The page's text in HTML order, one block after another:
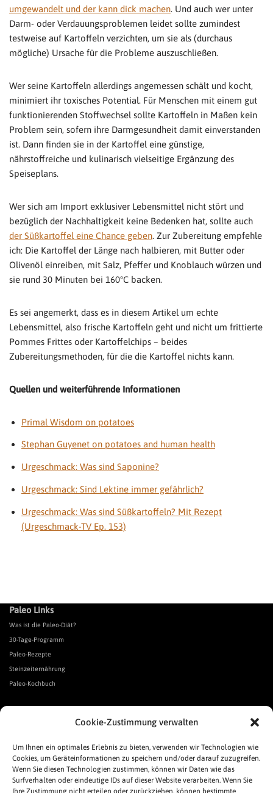
Cookie-Zustimmung verwalten
Um Ihnen ein optimales Erlebnis zu bieten, verwenden wir Technologien wie
Cookies, um Geräteinformationen zu speichern und/oder darauf zuzugreifen.
Wenn Sie diesen Technologien zustimmen, können wir Daten wie das
Surfverhalten oder eindeutige IDs auf dieser Website verarbeiten. Wenn Sie
Ihre Zustimmung nicht erteilen oder zurückziehen, können bestimmte
umgewandelt und der kann dick machen. Und auch wer unter
Darm- oder Verdauungsproblemen leidet sollte zumindest
testweise auf Kartoffeln verzichten, um sie als (durchaus
mögliche) Ursache für die Probleme auszuschließen.
Wer seine Kartoffeln allerdings angemessen schält und kocht,
minimiert ihr toxisches Potential. Für Menschen mit einem gut
funktionierenden Stoffwechsel sollte Kartoffeln in Maßen kein
Problem sein, sofern ihre Darmgesundheit damit einverstanden
ist. Dann finden sie in der Kartoffel eine günstige,
nährstoffreiche und kulinarisch vielseitige Ergänzung des
Speiseplans.
Wer sich am Import exklusiver Lebensmittel nicht stört und
bezüglich der Nachhaltigkeit keine Bedenken hat, sollte auch
der Süßkartoffel eine Chance geben. Zur Zubereitung empfehle
ich: Die Kartoffel der Länge nach halbieren, mit Butter oder
Olivenöl einreiben, mit Salz, Pfeffer und Knoblauch würzen und
sie rund 30 Minuten bei 160°C backen.
Es sei angemerkt, dass es in diesem Artikel um echte
Lebensmittel, also frische Kartoffeln geht und nicht um frittierte
Pommes Frittes oder Kartoffelchips – beides
Zubereitungsmethoden, für die die Kartoffel nichts kann.
Quellen und weiterführende Informationen
Primal Wisdom on potatoes
Stephan Guyenet on potatoes and human health
Urgeschmack: Was sind Saponine?
Urgeschmack: Sind Lektine immer gefährlich?
Urgeschmack: Was sind Süßkartoffeln? Mit Rezept
(Urgeschmack-TV Ep. 153)
Paleo Links
Was ist die Paleo-Diät?
30-Tage-Programm
Paleo-Rezepte
Steinzeiternährung
Paleo-Kochbuch
*Affiliate Link. Als Partner verschiedener Unternehmen verdiene ich an qualifizierten Verkäufen.
Urgeschmack-Empfehlungen
Urgeschmack-Shop
Was ist Urgeschmack?
Häufige Fragen